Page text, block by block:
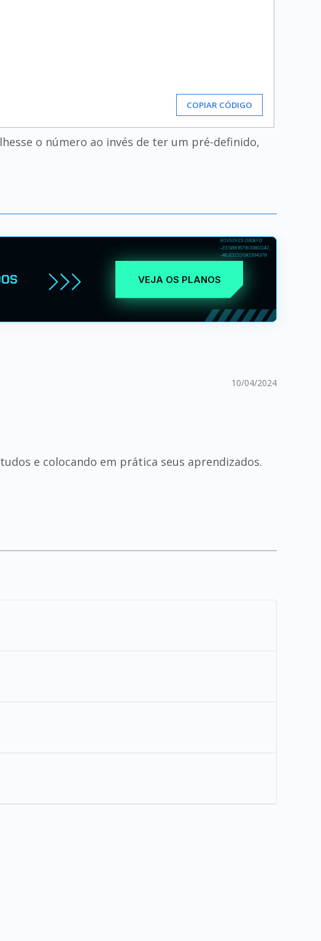
COPIAR CÓDIGO
o número ao invés de ter um pré-definido,
VEJA OS PLANOS
10/04/2024
e colocando em prática seus aprendizados.